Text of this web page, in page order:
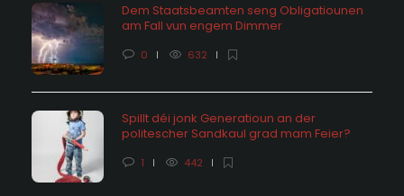
Dem Staatsbeamten seng Obligatiounen
am Fall vun engem Dimmer
0 632
Spillt déi jonk Generatioun an der
politescher Sandkaul grad mam Feier?
1 442